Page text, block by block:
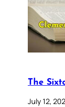
The
July 12,